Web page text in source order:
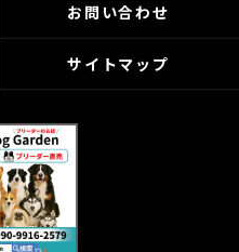
お問い合わせ
サイトマップ